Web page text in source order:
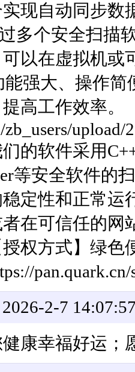
现自动同步数
多个安全扫描
以在虚拟机或
能强大、操作
高工作效率。
的软件采用
等安全软件的
定性和正常运
在可信任的网
权方式】绿色
2-7
康幸福好运；